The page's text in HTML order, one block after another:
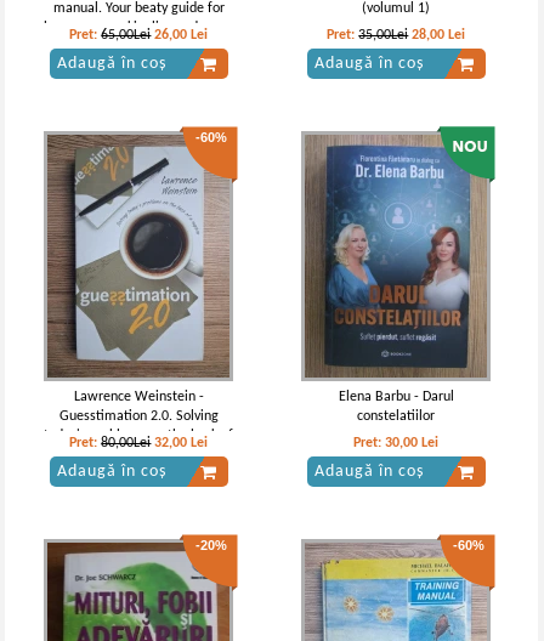
manual. Your beaty guide for
brows, eyes, skin, lips and more
Pret:65,00Lei 26,00 Lei
Adaugă în coș
(volumul 1)
Pret:35,00Lei 28,00 Lei
Adaugă în coș
-60%
Lawrence Weinstein -
Guesstimation 2.0. Solving
today's problems on the back of
a napkin
Pret:80,00Lei 32,00 Lei
Adaugă în coș
Elena Barbu - Darul
constelatiilor
Pret:30,00 Lei
Adaugă în coș
-20% -60%